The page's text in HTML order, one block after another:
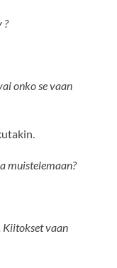
?
onko se vaan
muistelemaan?
vaan